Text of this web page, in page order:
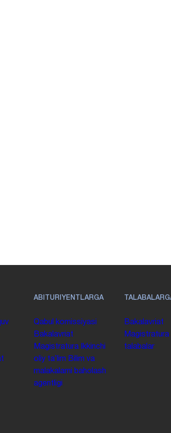
ABITURIYENTLARGA
Qabul komissiyasi
Bakalavriat
Magistratura
Ikkinchi
oliy taʼlim Bilim va
malakalarni baholash
agentligi
Bakalavriat
Magistratura
talabalar